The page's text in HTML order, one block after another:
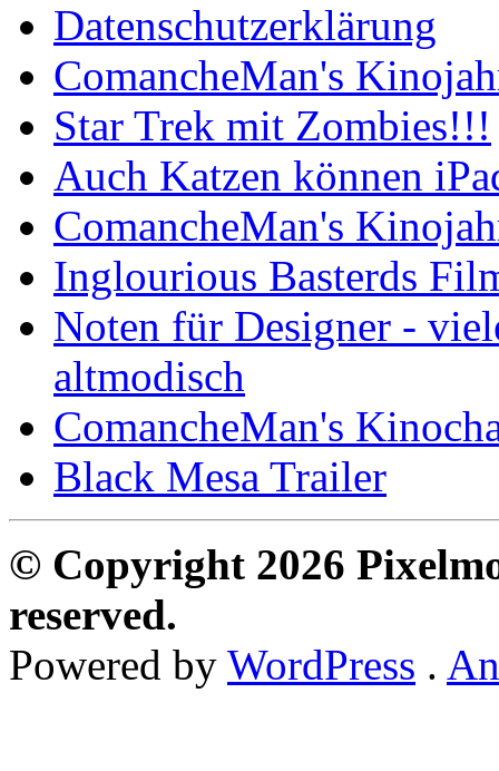
Datenschutzerklärung
ComancheMan's
Star Trek mit Zombies!!!
Auch Katzen können
ComancheMan's
Inglourious Basterds
Noten für Designer -
altmodisch
ComancheMan's
Black Mesa Trailer
© Copyright 2026
reserved.
Powered by WordPress .